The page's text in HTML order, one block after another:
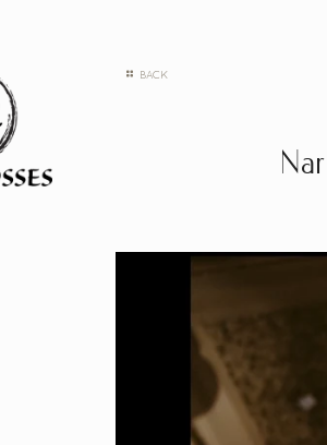
BACK